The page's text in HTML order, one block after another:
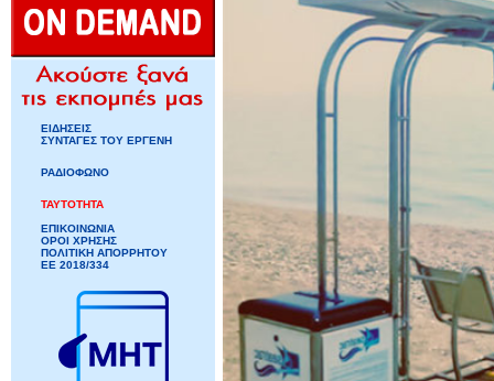
ΕΙΔΗΣΕΙΣ
ΣΥΝΤΑΓΕΣ ΤΟΥ ΕΡΓΕΝΗ
ΡΑΔΙΟΦΩΝΟ
ΤΑΥΤΟΤΗΤΑ
ΕΠΙΚΟΙΝΩΝΙΑ
ΟΡΟΙ ΧΡΗΣΗΣ
ΠΟΛΙΤΙΚΗ ΑΠΟΡΡΗΤΟΥ
ΕΕ 2018/334